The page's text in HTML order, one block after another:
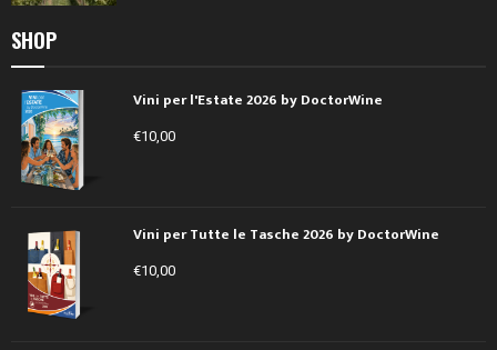
SHOP
Vini per l'Estate 2026 by DoctorWine
€10,00
Vini per Tutte le Tasche 2026 by DoctorWine
€10,00